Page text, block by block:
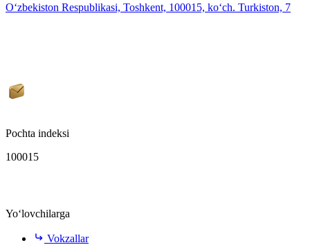
O‘zbekiston Respublikasi, Toshkent, 100015, ko‘ch. Turkiston, 7
Pochta indeksi
100015
Yo‘lovchilarga
Vokzallar